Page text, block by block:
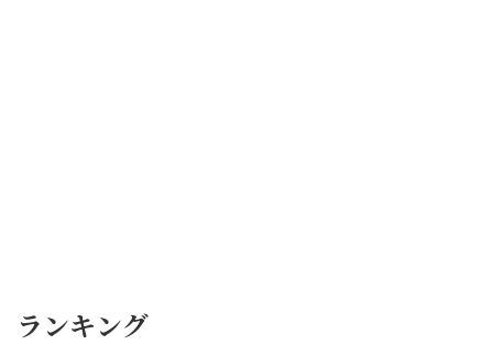
ランキング